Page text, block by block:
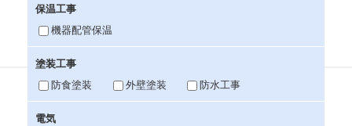
保温工事
機器配管保温
塗装工事
防食塗装
外壁塗装 防水工事
電気